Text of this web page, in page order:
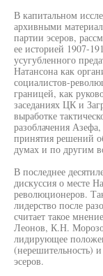
В капитальном
архивными
партии эсеров,
ее историей 1907-
усугубленного
Натансона как
социалистов-
границей, как
заседаниях ЦК и
выработке
разоблачения
принятия решений
думах и по другим
В последнее
дискуссия о месте
революционеров.
лидерство после
считает такое
Леонов, К.Н.
лидирующее
(нерешительность)
эсеров.